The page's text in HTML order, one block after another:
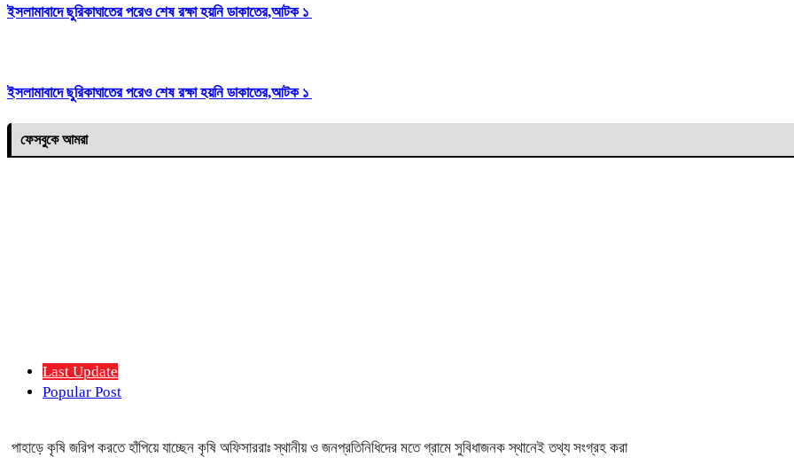
ইসলামাবাদে ছুরিকাঘাতের পরেও শেষ রক্ষা হয়নি ডাকাতের,আটক ১
ইসলামাবাদে ছুরিকাঘাতের পরেও শেষ রক্ষা হয়নি ডাকাতের,আটক ১
ফেসবুকে আমরা
Last Update
Popular Post
পাহাড়ে কৃষি জরিপ করতে হাঁপিয়ে যাচ্ছেন কৃষি অফিসাররাঃ স্থানীয় ও জনপ্রতিনিধিদের মতে গ্রামে সুবিধাজনক স্থানেই তথ্য সংগ্রহ করা